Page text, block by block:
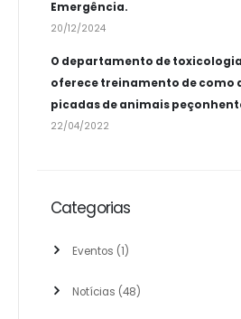
Emergência.
20/12/2024
O departamento de toxicologia
oferece treinamento de como
picadas de animais
22/04/2022
Categorias
Eventos (1)
Notícias (48)